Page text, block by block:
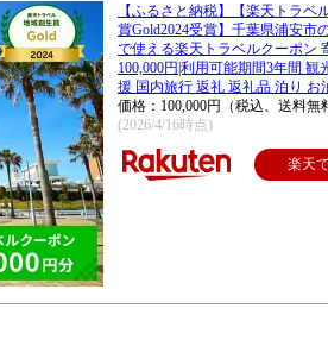
【ふるさと納税】【楽天トラベ
賞Gold2024受賞】千葉県浦安市
で使える楽天トラベルクーポン
100,000円|利用可能期間3年間 観
援 国内旅行 返礼 返礼品 泊り お
価格：100,000円（税込、送料無
(2026/4/16時点)
楽天